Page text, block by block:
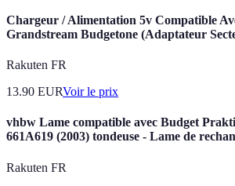
Chargeur / Alimentation 5v Compatible
Grandstream Budgetone (Adaptateur
Rakuten FR
13.90 EURVoir le prix
vhbw Lame compatible avec Budget
661A619 (2003) tondeuse - Lame de
Rakuten FR